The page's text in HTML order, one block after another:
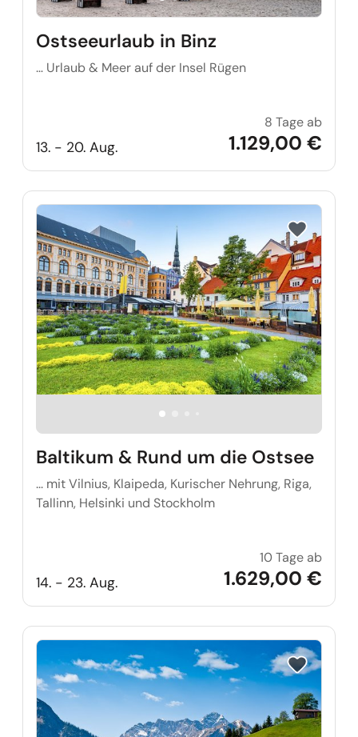
Ostseeurlaub in Binz
… Urlaub & Meer auf der Insel Rügen
13. - 20. Aug.
8 Tage ab
1.129,00 €
Reise auf
Baltikum & Rund um die Ostsee
... mit Vilnius, Klaipeda, Kurischer Nehrung, Riga,
Tallinn, Helsinki und Stockholm
14. - 23. Aug.
10 Tage ab
1.629,00 €
Reise auf